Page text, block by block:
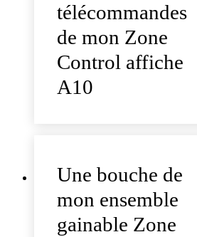
télécommandes
de mon Zone
Control affiche
A10
Une bouche de
mon ensemble
gainable Zone